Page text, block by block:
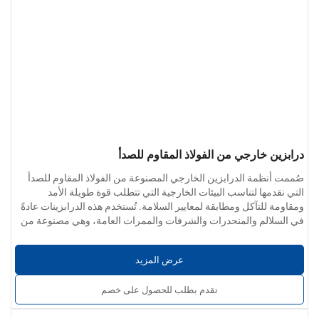
درابزين خارجي من الفولاذ المقاوم للصدأ
صُممت أنظمة الدرابزين الخارجي المصنوعة من الفولاذ المقاوم للصدأ
التي نقدمها لتناسب البيئات الخارجية التي تتطلب قوة طويلة الأمد
ومقاومة للتآكل ومطابقة لمعايير السلامة. تُستخدم هذه الدرابزينات عادةً
في السلالم والمنحدرات والشرفات والممرات العامة، وهي مصنوعة من
متنوعة لتناسب مشاريع المباني المختلفة.
عرض المزيد
تقدم بطلب للحصول على خصم